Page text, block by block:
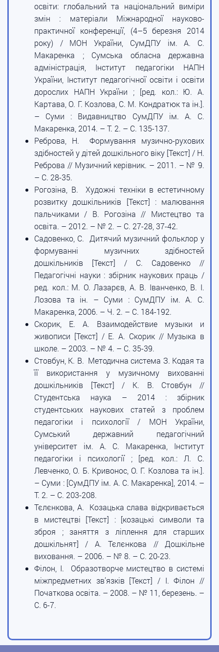
освіти: глобальний та національний виміри
змін : матеріали Міжнародної науково-
практичної конференції, (4–5 березня 2014
року) / МОН України, СумДПУ ім. А. С.
Макаренка ; Сумська обласна державна
адміністрація, Інститут педагогіки НАПН
України, Інститут педагогічної освіти і освіти
дорослих НАПН України ; [ред. кол.: Ю. А.
Картава, О. Г. Козлова, С. М. Кондратюк та ін.].
– Суми : Видавництво СумДПУ ім. А. С.
Макаренка, 2014. – Т. 2. – С. 135-137.
Реброва, Н. Формування музично-рухових
здібностей у дітей дошкільного віку [Текст] / Н.
Реброва // Музичний керівник. – 2011. – № 9.
– С. 28-35.
Рогозіна, В. Художні техніки в естетичному
розвитку дошкільників [Текст] : малювання
пальчиками / В. Рогозіна // Мистецтво та
освіта. – 2012. – № 2. – С. 27-28, 37-42.
Садовенко, С. Дитячий музичний фольклор у
формуванні музичних здібностей
дошкільників [Текст] / С. Садовенко //
Педагогічні науки : збірник наукових праць /
ред. кол.: М. О. Лазарєв, А. В. Іванченко, В. І.
Лозова та ін. – Суми : СумДПУ ім. А. С.
Макаренка, 2006. – Ч. 2. – С. 184-192.
Скорик, Е. А. Взаимодействие музыки и
живописи [Текст] / Е. А. Скорик // Музыка в
школе. – 2003. – № 4. – С. 35-39.
Стовбун, К. В. Методична система З. Кодая та
її використання у музичному вихованні
дошкільників [Текст] / К. В. Стовбун //
Студентська наука – 2014 : збірник
студентських наукових статей з проблем
педагогіки і психології / МОН України,
Сумський державний педагогічний
університет ім. А. С. Макаренка, Інститут
педагогіки і психології ; [ред. кол.: Л. С.
Левченко, О. Б. Кривонос, О. Г. Козлова та ін.].
– Суми : [СумДПУ ім. А. С. Макаренка], 2014. –
Т. 2. – С. 203-208.
Тєлєнкова, А. Козацька слава відкривається
в мистецтві [Текст] : [козацькі символи та
зброя ; заняття з ліплення для старших
дошкільнят] / А. Тєлєнкова // Дошкільне
виховання. – 2006. – № 8. – С. 20-23.
Філон, І. Образотворче мистецтво в системі
міжпредметних зв’язків [Текст] / І. Філон //
Початкова освіта. – 2008. – № 11, березень. –
С. 6-7.